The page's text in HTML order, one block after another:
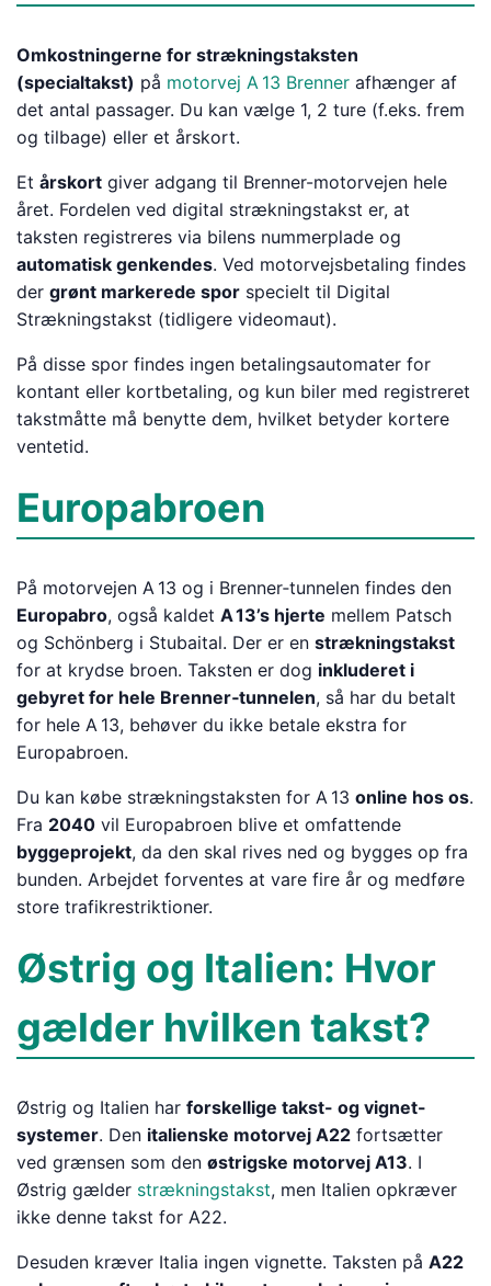
Omkostningerne for strækningstaksten
(specialtakst) på motorvej A 13 Brenner afhænger af
det antal passager. Du kan vælge 1, 2 ture (f.eks. frem
og tilbage) eller et årskort.
Et årskort giver adgang til Brenner-motorvejen hele
året. Fordelen ved digital strækningstakst er, at
taksten registreres via bilens nummerplade og
automatisk genkendes. Ved motorvejsbetaling findes
der grønt markerede spor specielt til Digital
Strækningstakst (tidligere videomaut).
På disse spor findes ingen betalingsautomater for
kontant eller kortbetaling, og kun biler med registreret
takstmåtte må benytte dem, hvilket betyder kortere
ventetid.
Europabroen
På motorvejen A 13 og i Brenner‑tunnelen findes den
Europabro, også kaldet A 13’s hjerte mellem Patsch
og Schönberg i Stubaital. Der er en strækningstakst
for at krydse broen. Taksten er dog inkluderet i
gebyret for hele Brenner‑tunnelen, så har du betalt
for hele A 13, behøver du ikke betale ekstra for
Europabroen.
Du kan købe strækningstaksten for A 13 online hos os.
Fra 2040 vil Europabroen blive et omfattende
byggeprojekt, da den skal rives ned og bygges op fra
bunden. Arbejdet forventes at vare fire år og medføre
store trafikrestriktioner.
Østrig og Italien: Hvor
gælder hvilken takst?
Østrig og Italien har forskellige takst- og vignet-
systemer. Den italienske motorvej A22 fortsætter
ved grænsen som den østrigske motorvej A13. I
Østrig gælder strækningstakst, men Italien opkræver
ikke denne takst for A22.
Desuden kræver Italia ingen vignette. Taksten på A22